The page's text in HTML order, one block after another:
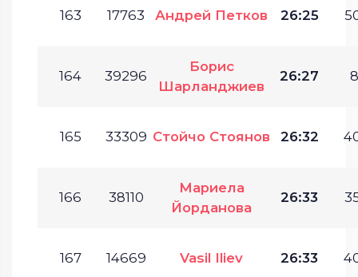
163 17763 Андрей Петков 26:25
164 39296
Борис
Шарланджиев
26:27
165 33309 Стойчо Стоянов 26:32
166 38110
Мариела
Йорданова
26:33
167 14669 Vasil Iliev 26:33